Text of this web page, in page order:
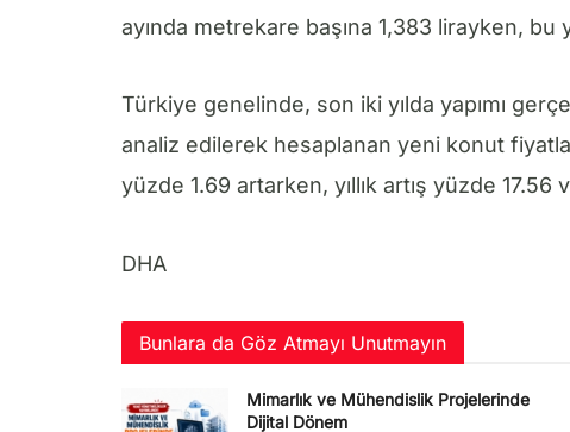
ayında metrekare başına 1,383 lirayken, bu
Türkiye genelinde, son iki yılda yapımı
analiz edilerek hesaplanan yeni konut
yüzde 1.69 artarken, yıllık artış yüzde
DHA
Bunlara da Göz Atmayı Unutmayın
Mimarlık ve Mühendislik Projelerinde
Dijital Dönem